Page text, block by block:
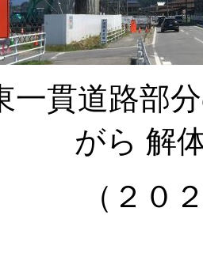
一貫道路部
がら 解
（２０